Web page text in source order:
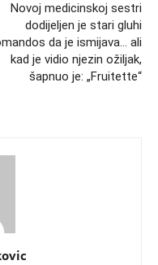
Novoj medicinskoj sestri
dodijeljen je stari gluhi
da je ismijava… ali
kad je vidio njezin ožiljak,
šapnuo je: „Fruitette“